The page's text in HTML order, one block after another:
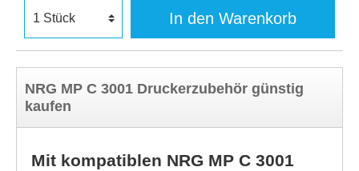
In den Warenkorb
NRG MP C 3001 Druckerzubehör günstig
kaufen
Mit kompatiblen NRG MP C 3001